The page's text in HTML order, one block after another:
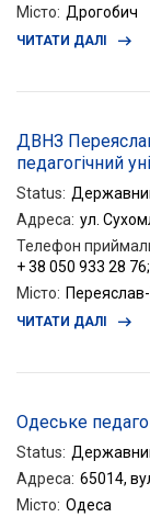
Місто: Дрогобич
ЧИТАТИ ДАЛІ
ДВНЗ
педагогічний
Status:
Адреса: ул.
Телефон
+ 38 050 933 28
Місто:
ЧИТАТИ ДАЛІ
Одеське
Status:
Адреса: 65014,
Місто: Одеса